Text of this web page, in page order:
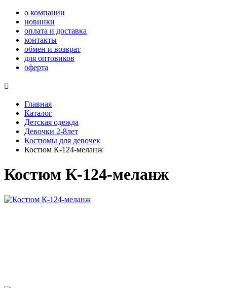
о компании
новинки
оплата и доставка
контакты
обмен и возврат
для оптовиков
оферта

Главная
Каталог
Детская одежда
Девочки 2-8лет
Костюмы для девочек
Костюм К-124-меланж
Костюм К-124-меланж